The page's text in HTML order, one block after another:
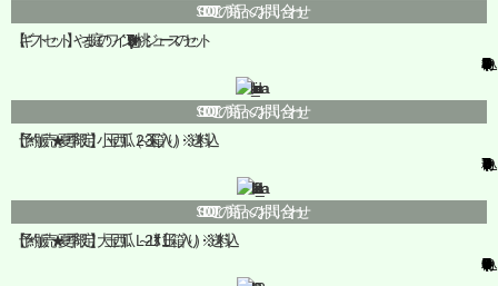
SOLD OUTこの商品へのお問い合わせ
【ギフトセット】やま庭のワイン(750ml)と桃ジュースのセット
¥6,860
SOLD OUTこの商品へのお問い合わせ
【予約販売★夏季限定】小玉西瓜（2～3玉 箱入り）※送料込
¥3,700
SOLD OUTこの商品へのお問い合わせ
【予約販売★夏季限定】大玉西瓜 L～2Ｌｻｲｽﾞ（1玉箱入り）※送料込
¥4,000